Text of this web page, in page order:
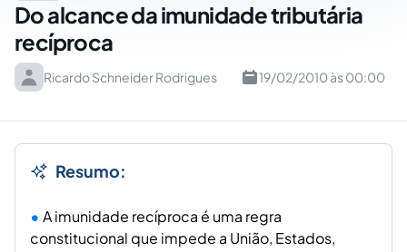
Do alcance da imunidade tributária
recíproca
Ricardo Schneider Rodrigues 19/02/2010 às 00:00
Resumo:
A imunidade recíproca é uma regra
constitucional que impede a União, Estados,